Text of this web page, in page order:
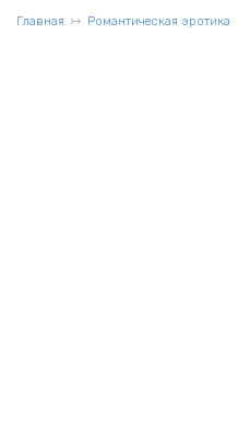
Главная Романтическая эротика